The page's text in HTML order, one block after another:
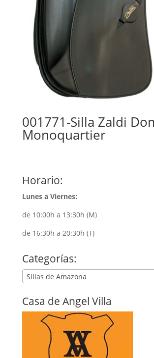
001771-Silla Zaldi
Monoquartier
Horario:
Lunes a Viernes:
de 10:00h a 13:30h (M)
de 16:30h a 20:30h (T)
Categorías:
Sillas de Amazona
Casa de Angel Villa